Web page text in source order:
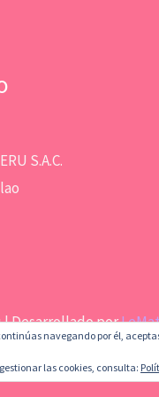
S.A.C.
| Desarrollado por
navegando por él,
las cookies, consulta: